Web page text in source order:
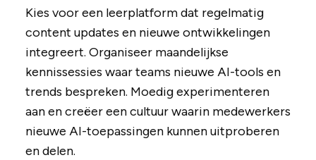
Kies voor een leerplatform dat regelmatig
content updates en nieuwe ontwikkelingen
integreert. Organiseer maandelijkse
kennissessies waar teams nieuwe AI-tools en
trends bespreken. Moedig experimenteren
aan en creëer een cultuur waarin medewerkers
nieuwe AI-toepassingen kunnen uitproberen
en delen.